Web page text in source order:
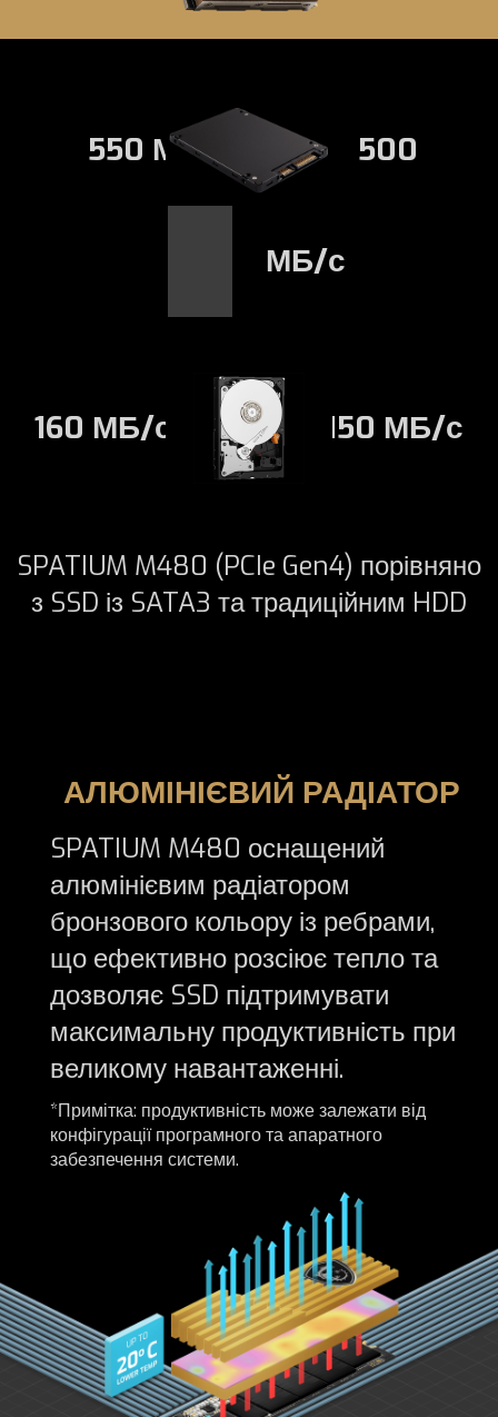
550 МБ/с 500
МБ/с
160 МБ/с 150 МБ/с
SPATIUM M480 (PCIe Gen4) порівняно
з SSD із SATA3 та традиційним HDD
АЛЮМІНІЄВИЙ РАДІАТОР
SPATIUM M480 оснащений
алюмінієвим радіатором
бронзового кольору із ребрами,
що ефективно розсіює тепло та
дозволяє SSD підтримувати
максимальну продуктивність при
великому навантаженні.
*Примітка: продуктивність може залежати від
конфігурації програмного та апаратного
забезпечення системи.